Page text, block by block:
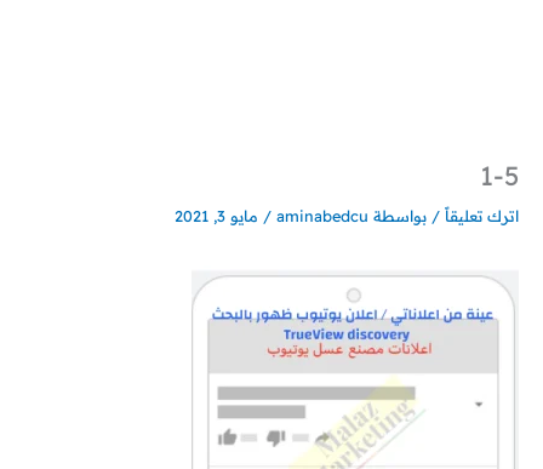
1-5
اترك تعليقاً / بواسطة aminabedcu
/ مايو 3, 2021